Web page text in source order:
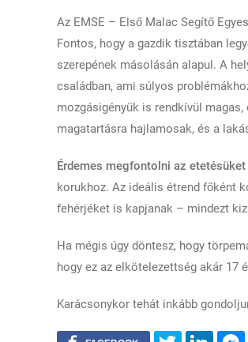
Az EMSE – Első Malac Segítő
Fontos, hogy a gazdik tisztában
szerepének másolásán alapul. A
családban, ami súlyos
mozgásigényük is rendkívül
magatartásra hajlamosak, és a
Érdemes megfontolni az etetésüket
korukhoz. Az ideális étrend főként
fehérjéket is kapjanak – mindezt
Ha mégis úgy döntesz, hogy
hogy ez az elkötelezettség akár 17
Karácsonykor tehát inkább